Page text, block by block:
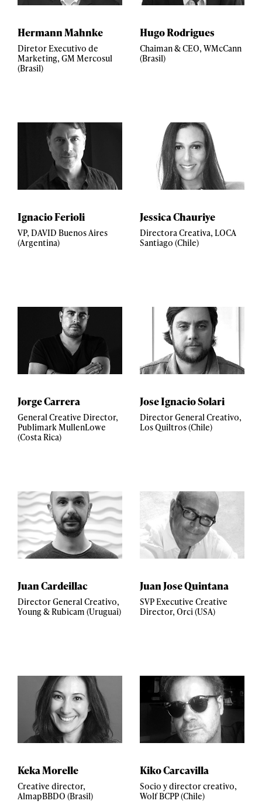
Hermann Mahnke
Diretor Executivo de
Marketing, GM Mercosul
(Brasil)
Hugo Rodrigues
Chaiman & CEO, WMcCann
(Brasil)
Ignacio Ferioli
VP, DAVID Buenos Aires
(Argentina)
Jessica Chauriye
Directora Creativa, LOCA
Santiago (Chile)
Jorge Carrera
General Creative Director,
Publimark MullenLowe
(Costa Rica)
Jose Ignacio Solari
Director General Creativo,
Los Quiltros (Chile)
Juan Cardeillac
Director General Creativo,
Young & Rubicam (Uruguai)
Juan Jose Quintana
SVP Executive Creative
Director, Orci (USA)
Keka Morelle
Creative director,
AlmapBBDO (Brasil)
Kiko Carcavilla
Socio y director creativo,
Wolf BCPP (Chile)